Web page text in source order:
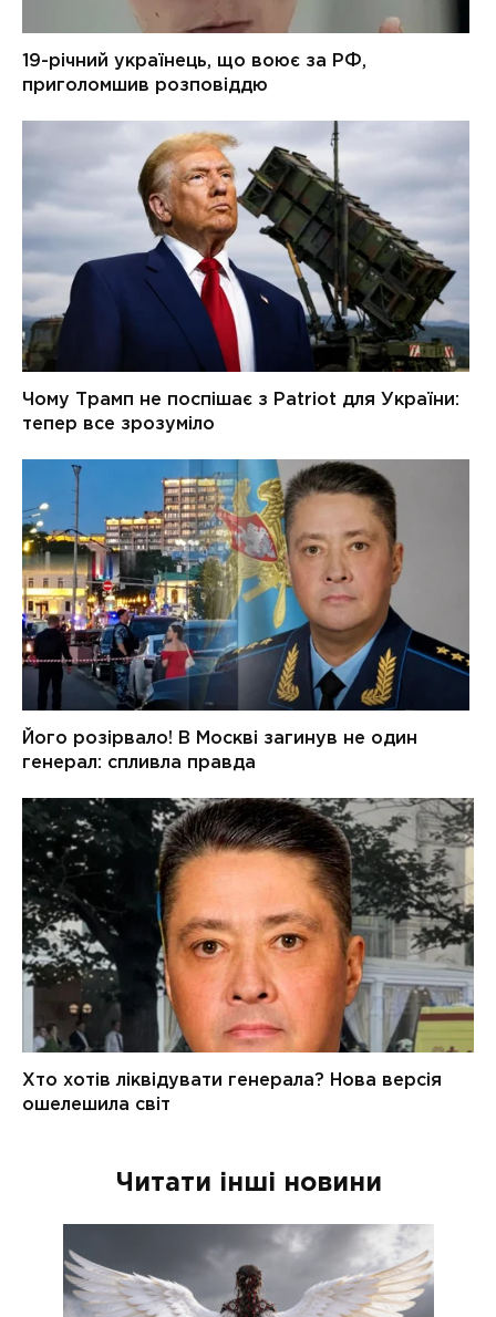
Читати інші новини